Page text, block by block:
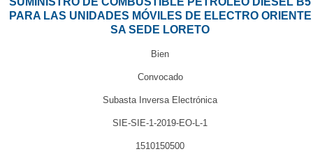
PARA LAS UNIDADES MÓVILES DE ELECTRO ORIENTE
SA SEDE LORETO
Bien
Convocado
Subasta Inversa Electrónica
SIE-SIE-1-2019-EO-L-1
1510150500